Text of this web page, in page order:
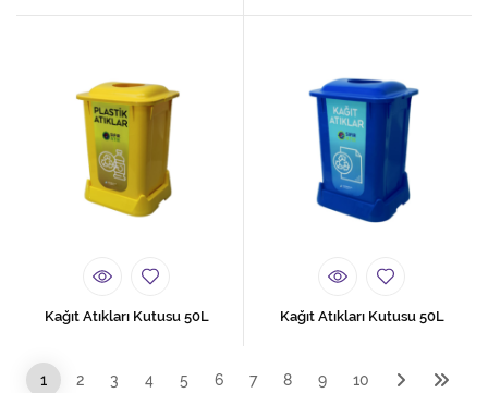
Kağıt Atıkları Kutusu 50L Kağıt Atıkları Kutusu 50L
1 2 3 4 5 6 7 8 9 10